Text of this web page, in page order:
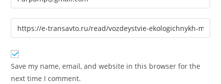
comment
your
email
address
comment
Enter
your
website
URL
(optional)
Save my name, email, and website in this browser for the
next time I comment.